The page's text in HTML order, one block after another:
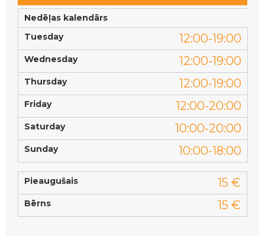
Nedēļas kalendārs
Tuesday
12:00-19:00
Wednesday 12:00-19:00
Thursday 12:00-19:00
Friday 12:00-20:00
Saturday 10:00-20:00
Sunday 10:00-18:00
Pieaugušais 15 €
Bērns 15 €